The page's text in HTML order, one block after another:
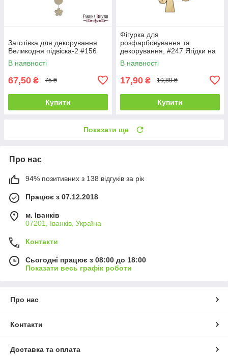
Заготівка для декорування
Великодня підвіска-2 #156
В наявності
67,50 ₴ 75 ₴
Купити
Фігурка для
розфарбовування та
декорування, #247 Ягідки на
гілці — 1
В наявності
17,90 ₴ 19,89 ₴
Купити
Показати ще
Про нас
94% позитивних з 138 відгуків за рік
Працює з 07.12.2018
м. Іванків
07201, Іванків, Україна
Контакти
Сьогодні працює з 08:00 до 18:00
Показати весь графік роботи
Про нас
Контакти
Доставка та оплата